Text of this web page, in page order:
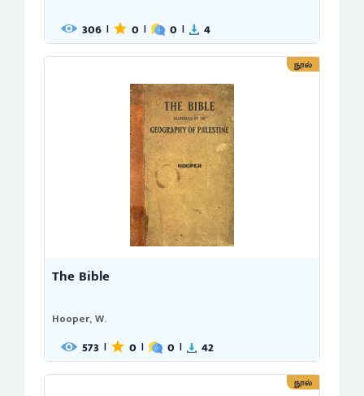
306 | 0 | 0 | 4
நூல்
The Bible
Hooper, W.
573 | 0 | 0 | 42
நூல்